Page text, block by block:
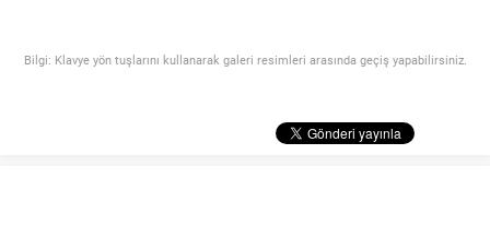
Bilgi: Klavye yön tuşlarını kullanarak galeri resimleri arasında geçiş yapabilirsiniz.